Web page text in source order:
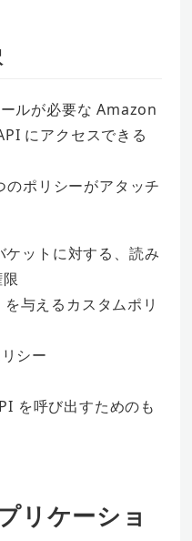
ルが必要な Amazon
にアクセスできる
ポリシーがアタッチ
ットに対する、読み
与えるカスタムポリ
シー
を呼び出すためのも
リケーショ